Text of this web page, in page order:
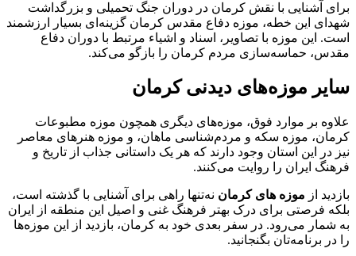
برای آشنایی با نقش کرمان در دوران جنگ تحمیلی و بزرگداشت
شهدای این خطه، موزه دفاع مقدس کرمان گزینه‌ای بسیار ارزشمند
است. این موزه با تصاویر، اسناد و اشیاء مرتبط با دوران دفاع
مقدس، حماسه‌سازی مردم کرمان را بازگو می‌کند.
سایر موزه‌های دیدنی کرمان
علاوه بر موارد فوق، موزه‌های دیگری همچون موزه مطبوعات
کرمان، موزه سکه و مردم‌شناسی ماهان، و موزه هنرهای معاصر
نیز در این استان وجود دارند که هر یک داستانی جذاب از تاریخ و
فرهنگ ایران را روایت می‌کنند.
بازدید از موزه های کرمان نه‌تنها راهی برای آشنایی با گذشته است،
بلکه فرصتی برای درک بهتر فرهنگ غنی و اصیل این منطقه از ایران
به شمار می‌رود. در سفر بعدی خود به کرمان، بازدید از این موزه‌ها
را در برنامه‌تان بگنجانید.